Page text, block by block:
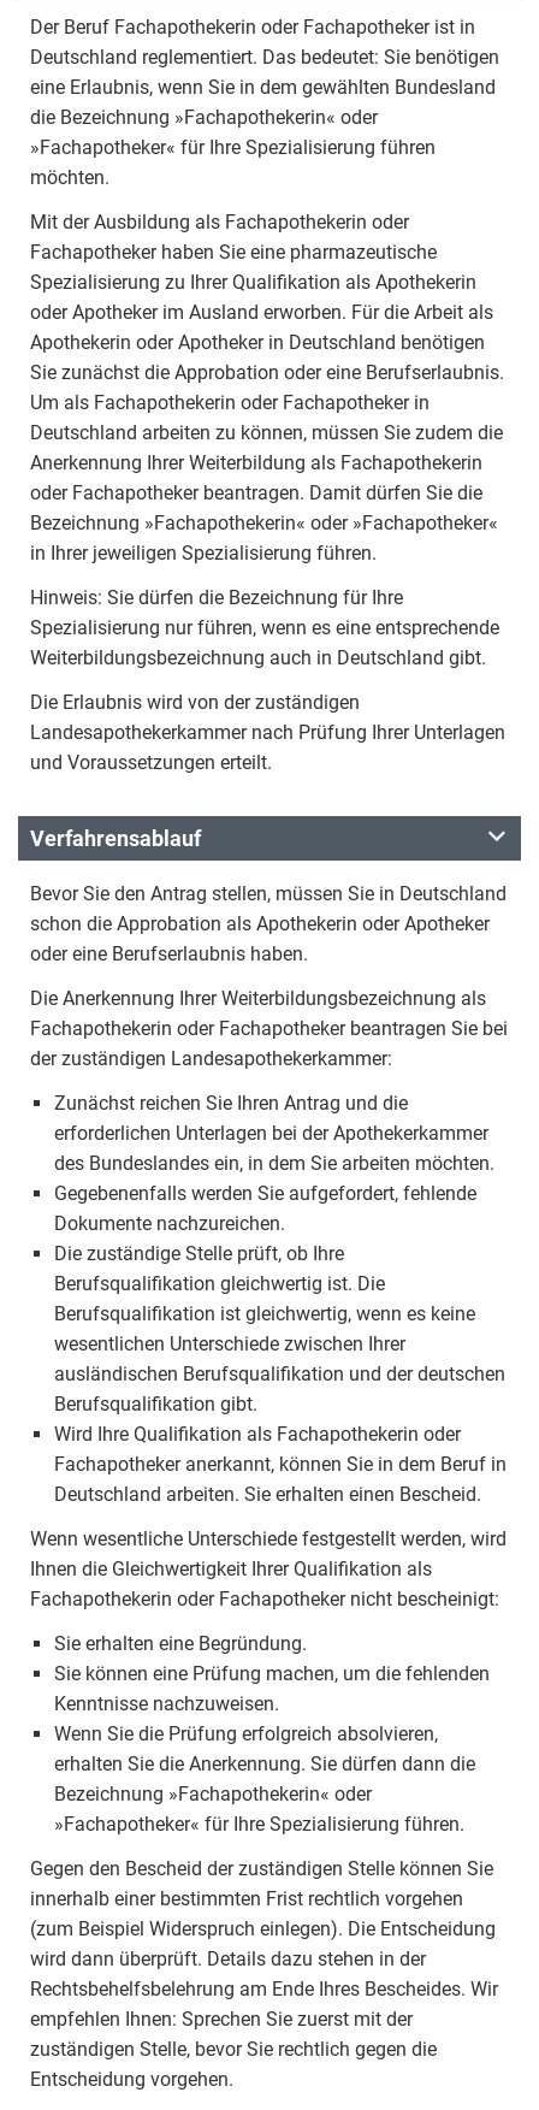
Der Beruf Fachapothekerin oder Fachapotheker ist in
Deutschland reglementiert. Das bedeutet: Sie benötigen
eine Erlaubnis, wenn Sie in dem gewählten Bundesland
die Bezeichnung »Fachapothekerin« oder
»Fachapotheker« für Ihre Spezialisierung führen
möchten.
Mit der Ausbildung als Fachapothekerin oder
Fachapotheker haben Sie eine pharmazeutische
Spezialisierung zu Ihrer Qualifikation als Apothekerin
oder Apotheker im Ausland erworben. Für die Arbeit als
Apothekerin oder Apotheker in Deutschland benötigen
Sie zunächst die Approbation oder eine Berufserlaubnis.
Um als Fachapothekerin oder Fachapotheker in
Deutschland arbeiten zu können, müssen Sie zudem die
Anerkennung Ihrer Weiterbildung als Fachapothekerin
oder Fachapotheker beantragen. Damit dürfen Sie die
Bezeichnung »Fachapothekerin« oder »Fachapotheker«
in Ihrer jeweiligen Spezialisierung führen.
Hinweis: Sie dürfen die Bezeichnung für Ihre
Spezialisierung nur führen, wenn es eine entsprechende
Weiterbildungsbezeichnung auch in Deutschland gibt.
Die Erlaubnis wird von der zuständigen
Landesapothekerkammer nach Prüfung Ihrer Unterlagen
und Voraussetzungen erteilt.
Verfahrensablauf
Bevor Sie den Antrag stellen, müssen Sie in Deutschland
schon die Approbation als Apothekerin oder Apotheker
oder eine Berufserlaubnis haben.
Die Anerkennung Ihrer Weiterbildungsbezeichnung als
Fachapothekerin oder Fachapotheker beantragen Sie bei
der zuständigen Landesapothekerkammer:
Zunächst reichen Sie Ihren Antrag und die
erforderlichen Unterlagen bei der Apothekerkammer
des Bundeslandes ein, in dem Sie arbeiten möchten.
Gegebenenfalls werden Sie aufgefordert, fehlende
Dokumente nachzureichen.
Die zuständige Stelle prüft, ob Ihre
Berufsqualifikation gleichwertig ist. Die
Berufsqualifikation ist gleichwertig, wenn es keine
wesentlichen Unterschiede zwischen Ihrer
ausländischen Berufsqualifikation und der deutschen
Berufsqualifikation gibt.
Wird Ihre Qualifikation als Fachapothekerin oder
Fachapotheker anerkannt, können Sie in dem Beruf in
Deutschland arbeiten. Sie erhalten einen Bescheid.
Wenn wesentliche Unterschiede festgestellt werden, wird
Ihnen die Gleichwertigkeit Ihrer Qualifikation als
Fachapothekerin oder Fachapotheker nicht bescheinigt:
Sie erhalten eine Begründung.
Sie können eine Prüfung machen, um die fehlenden
Kenntnisse nachzuweisen.
Wenn Sie die Prüfung erfolgreich absolvieren,
erhalten Sie die Anerkennung. Sie dürfen dann die
Bezeichnung »Fachapothekerin« oder
»Fachapotheker« für Ihre Spezialisierung führen.
Gegen den Bescheid der zuständigen Stelle können Sie
innerhalb einer bestimmten Frist rechtlich vorgehen
(zum Beispiel Widerspruch einlegen). Die Entscheidung
wird dann überprüft. Details dazu stehen in der
Rechtsbehelfsbelehrung am Ende Ihres Bescheides. Wir
empfehlen Ihnen: Sprechen Sie zuerst mit der
zuständigen Stelle, bevor Sie rechtlich gegen die
Entscheidung vorgehen.